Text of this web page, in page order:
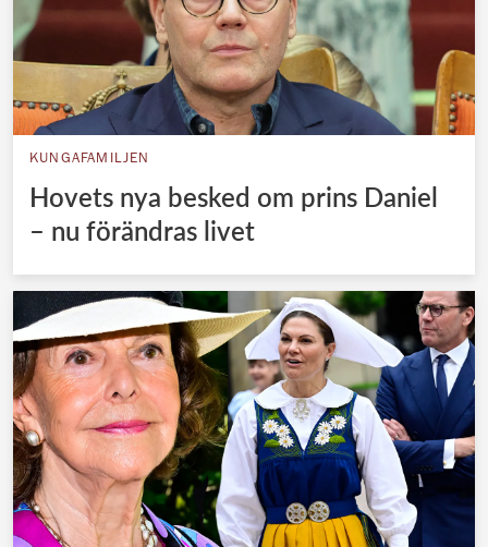
KUNGAFAMILJEN
Hovets nya besked om prins Daniel
– nu förändras livet